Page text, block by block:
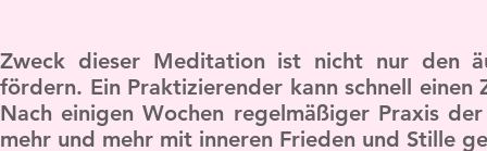
Zweck dieser Meditation ist nicht nur den
fördern. Ein Praktizierender kann schnell
Nach einigen Wochen regelmäßiger Praxis
mehr und mehr mit inneren Frieden und Stille